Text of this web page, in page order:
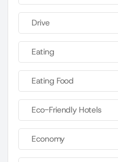
Drive
Eating
Eating Food
Eco-Friendly Hotels
Economy